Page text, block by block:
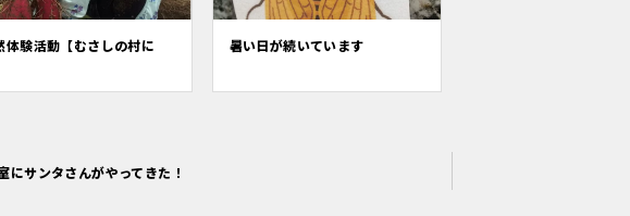
体験活動【むさしの村に
暑い日が続いています
にサンタさんがやってきた！